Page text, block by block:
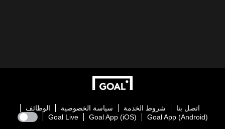
اتصل بنا شروط الخدمة سياسة الخصوصية
الوظائف
Goal App (Android)
Goal App (iOS)
Goal Live